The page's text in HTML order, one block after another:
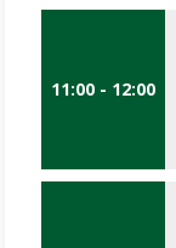
11:00 - 12:00